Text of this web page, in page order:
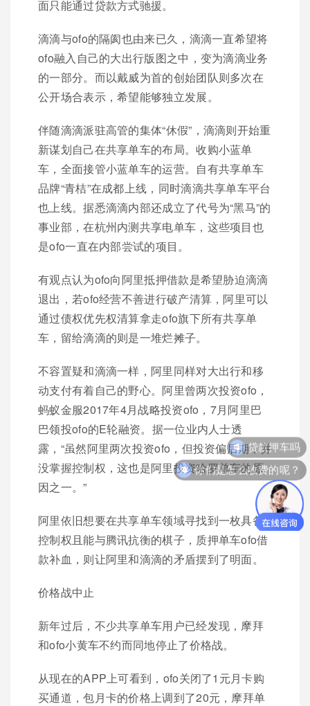
面只能通过贷款方式驰援。
滴滴与ofo的隔阂也由来已久，滴滴一直希望将
ofo融入自己的大出行版图之中，变为滴滴业务
的一部分。而以戴威为首的创始团队则多次在
公开场合表示，希望能够独立发展。
伴随滴滴派驻高管的集体“休假”，滴滴则开始重
新谋划自己在共享单车的布局。收购小蓝单
车，全面接管小蓝单车的运营。自有共享单车
品牌“青桔”在成都上线，同时滴滴共享单车平台
也上线。据悉滴滴内部还成立了代号为“黑马”的
事业部，在杭州内测共享电单车，这些项目也
是ofo一直在内部尝试的项目。
有观点认为ofo向阿里抵押借款是希望胁迫滴滴
退出，若ofo经营不善进行破产清算，阿里可以
通过债权优先权清算拿走ofo旗下所有共享单
车，留给滴滴的则是一堆烂摊子。
不容置疑和滴滴一样，阿里同样对大出行和移
动支付有着自己的野心。阿里曾两次投资ofo，
蚂蚁金服2017年4月战略投资ofo，7月阿里巴
巴领投ofo的E轮融资。据一位业内人士透
露，“虽然阿里两次投资ofo，但投资偏后期，并
没掌握控制权，这也是阿里投资哈罗单车的原
因之一。”
阿里依旧想要在共享单车领域寻找到一枚具备
控制权且能与腾讯抗衡的棋子，质押单车ofo借
款补血，则让阿里和滴滴的矛盾摆到了明面。
价格战中止
新年过后，不少共享单车用户已经发现，摩拜
和ofo小黄车不约而同地停止了价格战。
从现在的APP上可看到，ofo关闭了1元月卡购
买通道，包月卡的价格上调到了20元，摩拜单
你们是怎么收费的呢？